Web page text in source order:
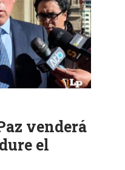
venderá
el